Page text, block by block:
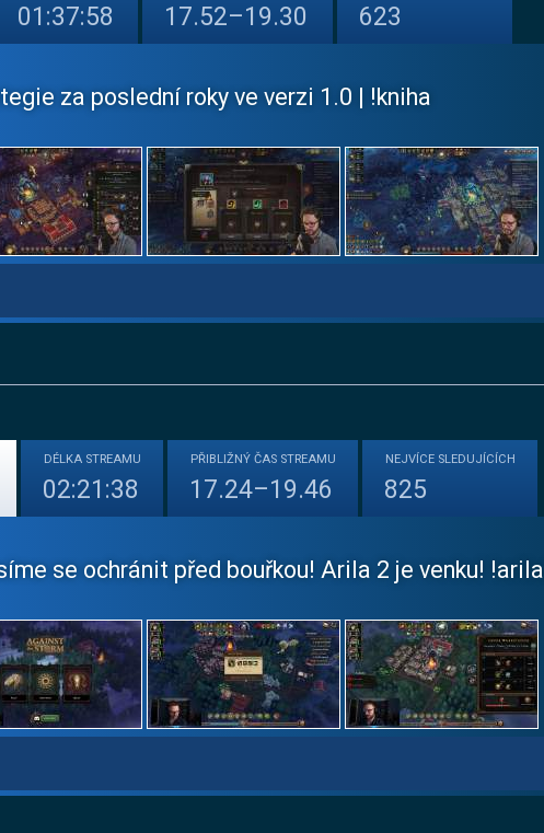
01:37:58 17.52–19.30 623
za poslední roky ve verzi 1.0 | !kniha
DÉLKA STREAMU
02:21:38
PŘIBLIŽNÝ ČAS STREAMU
17.24–19.46
NEJVÍCE SLEDUJÍCÍCH
825
se ochránit před bouřkou! Arila 2 je venku!